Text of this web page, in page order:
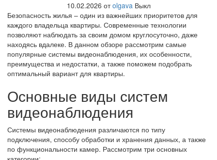
10.02.2026 от olgava Выкл
Безопасность жилья – один из важнейших приоритетов для
каждого владельца квартиры. Современные технологии
позволяют наблюдать за своим домом круглосуточно, даже
находясь вдалеке. В данном обзоре рассмотрим самые
популярные системы видеонаблюдения, их особенности,
преимущества и недостатки, а также поможем подобрать
оптимальный вариант для квартиры.
Основные виды систем
видеонаблюдения
Системы видеонаблюдения различаются по типу
подключения, способу обработки и хранения данных, а также
по функциональности камер. Рассмотрим три основных